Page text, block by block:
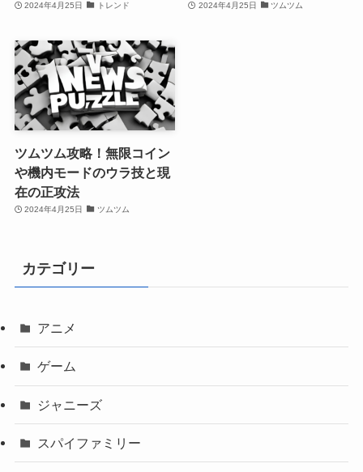
2024年4月25日 トレンド 2024年4月25日 ツムツム
ツムツム攻略！無限コイン
や機内モードのウラ技と現
在の正攻法
2024年4月25日 ツムツム
カテゴリー
アニメ
ゲーム
ジャニーズ
スパイファミリー